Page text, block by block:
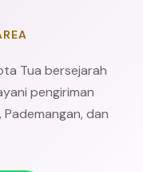
Tua bersejarah
pengiriman
dan